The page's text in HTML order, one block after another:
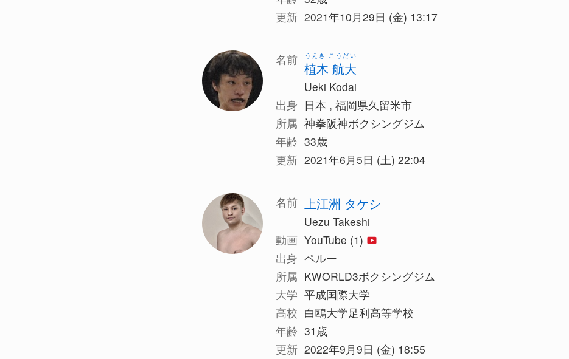
更新 2021年10月29日 (金) 13:17
名前
植木 航大
うえき こうだい
Ueki Kodai
出身 日本 , 福岡県久留米市
所属 神拳阪神ボクシングジム
年齢 33歳
更新 2021年6月5日 (土) 22:04
名前 上江洲 タケシ
Uezu Takeshi
動画 YouTube (1)
出身 ペルー
所属 KWORLD3ボクシングジム
大学 平成国際大学
高校 白鴎大学足利高等学校
年齢 31歳
更新 2022年9月9日 (金) 18:55